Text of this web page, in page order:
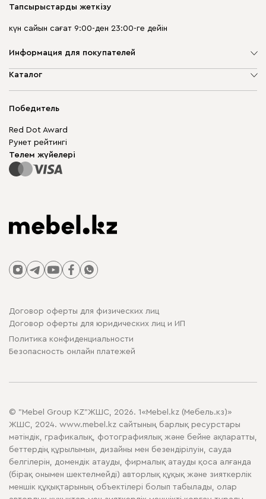
Тапсырыстарды жеткізу
күн сайын сағат 9:00-ден 23:00-ге дейін
Информация для покупателей
Компания туралы
Кепілдік
Бизнес үшін
Сайт картасы
Каталог
Шкаф жиһазы
Модульдік жиһаз
Үстелдер мен орындықтар
Победитель
Red Dot Award
Рунет рейтингі
Төлем жүйелері
Договор оферты для физических лиц
Договор оферты для юридических лиц и ИП
Политика конфиденциальности
Безопасность онлайн платежей
© "Mebel Group KZ"ЖШС, 2026. 1«Mebel.kz (Мебель.кз)»
ЖШС, 2024. www.mebel.kz сайтының барлық ресурстары
мәтіндік, графикалық, фотографиялық және бейне ақпаратты,
беттердің құрылымын, дизайны мен безендірілуін, сауда
белгілерін, домендік атауды, фирмалық атауды қоса алғанда
(бірақ онымен шектелмейді) авторлық құқық және зияткерлік
меншік құқықтарының объектілері болып табылады, олар